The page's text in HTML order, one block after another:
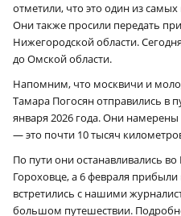
отметили, что это один из
Они также просили передать
Нижегородской области.
до Омской области.
Напомним, что москвичи и
Тамара Погосян отправились в
января 2026 года. Они
— это почти 10 тысяч
По пути они останавливались
Гороховце, а 6 февраля
встретились с нашими
большом путешествии.